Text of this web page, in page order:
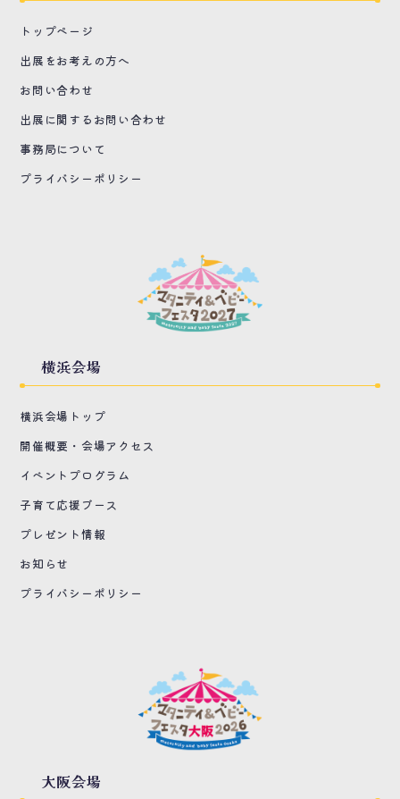
トップページ
出展をお考えの方へ
お問い合わせ
出展に関するお問い合わせ
事務局について
プライバシーポリシー
横浜会場
横浜会場トップ
開催概要・会場アクセス
イベントプログラム
子育て応援ブース
プレゼント情報
お知らせ
プライバシーポリシー
大阪会場